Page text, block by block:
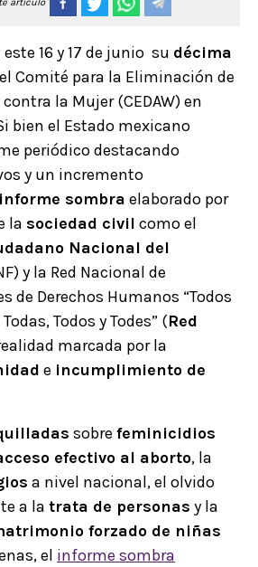
artículo
este 16 y 17 de junio su décima
Comité para la Eliminación de
la Mujer (CEDAW) en
bien el Estado mexicano
periódico destacando
y un incremento
informe sombra elaborado por
la sociedad civil como el
Nacional del
y la Red Nacional de
de Derechos Humanos “Todos
Todos y Todes” (Red
marcada por la
e incumplimiento de
sobre feminicidios
efectivo al aborto, la
a nivel nacional, el olvido
a la trata de personas y la
forzado de niñas
el informe sombra